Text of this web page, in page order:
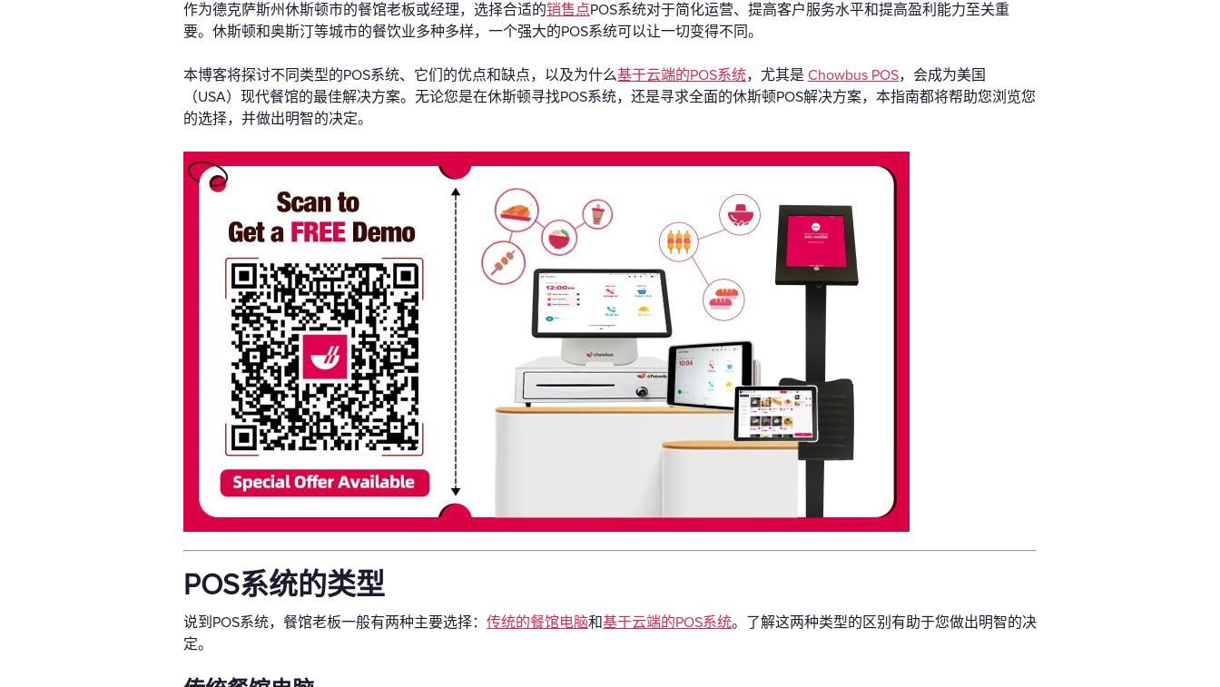
作为德克萨斯州休斯顿市的餐馆老板或经理，选择合适的销售点POS系统对于简化运营、提高客户服务水平和提高盈利能力至关重
要。休斯顿和奥斯汀等城市的餐饮业多种多样，一个强大的POS系统可以让一切变得不同。
本博客将探讨不同类型的POS系统、它们的优点和缺点，以及为什么基于云端的POS系统，尤其是 Chowbus POS，会成为美国
（USA）现代餐馆的最佳解决方案。无论您是在休斯顿寻找POS系统，还是寻求全面的休斯顿POS解决方案，本指南都将帮助您浏览您
的选择，并做出明智的决定。
POS系统的类型
说到POS系统，餐馆老板一般有两种主要选择： 传统的餐馆电脑和基于云端的POS系统。了解这两种类型的区别有助于您做出明智的决
定。